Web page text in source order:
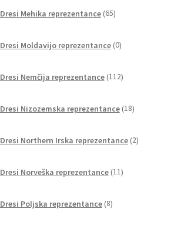
Dresi Mehika reprezentance 65izdelkov
Dresi Moldavijo reprezentance 0izdelkov
Dresi Nemčija reprezentance 112izdelkov
Dresi Nizozemska reprezentance 18izdelkov
Dresi Northern Irska reprezentance 2izdelka
Dresi Norveška reprezentance 11izdelkov
Dresi Poljska reprezentance 8izdelkov